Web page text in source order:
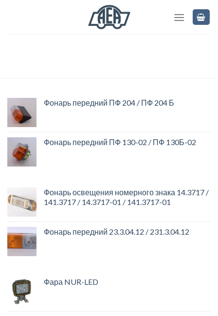
Фонарь передний ПФ 204 / ПФ 204 Б
Фонарь передний ПФ 130-02 / ПФ 130Б-02
Фонарь освещения номерного знака 14.3717 /
141.3717 / 14.3717-01 / 141.3717-01
Фонарь передний 23.3.04.12 / 231.3.04.12
Фара NUR-LED